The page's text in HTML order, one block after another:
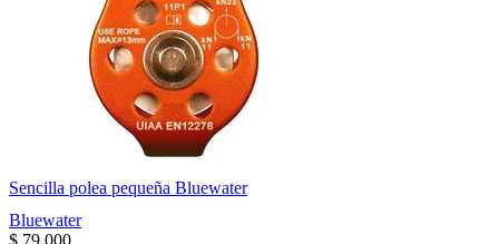
Sencilla polea pequeña Bluewater
Bluewater